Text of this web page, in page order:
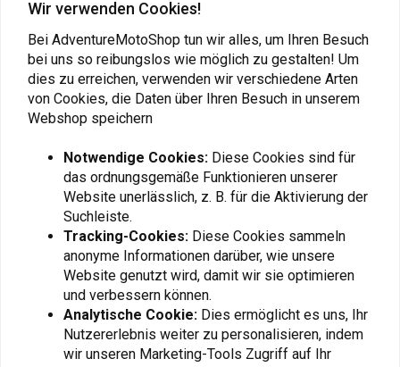
Trax Adv Inlay Für Trax
Adv Seitenkoffer 37 L &
45 L
€23,14
Wasserdichte
Innentasche | Schwarz
€7,47 €9,91
SW-MOTECH
Trax Topcase-
SW-MOTECH
TRAX Topcase-
Wir verwenden Cookies!
Bei AdventureMotoShop tun wir alles, um Ihren Besuch
bei uns so reibungslos wie möglich zu gestalten! Um
dies zu erreichen, verwenden wir verschiedene Arten
von Cookies, die Daten über Ihren Besuch in unserem
Webshop speichern
Notwendige Cookies: Diese Cookies sind für
das ordnungsgemäße Funktionieren unserer
Website unerlässlich, z. B. für die Aktivierung der
Suchleiste.
Tracking-Cookies: Diese Cookies sammeln
anonyme Informationen darüber, wie unsere
Website genutzt wird, damit wir sie optimieren
und verbessern können.
Analytische Cookie: Dies ermöglicht es uns, Ihr
Nutzererlebnis weiter zu personalisieren, indem
wir unseren Marketing-Tools Zugriff auf Ihr